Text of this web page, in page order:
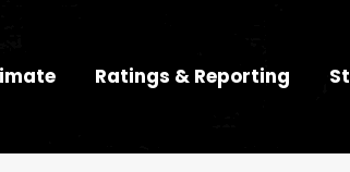
Ratings & Reporting